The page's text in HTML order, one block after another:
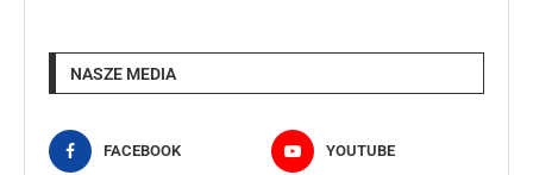
NASZE MEDIA
FACEBOOK YOUTUBE